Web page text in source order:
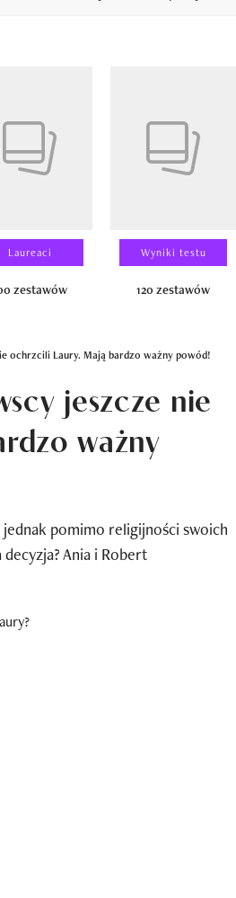
Laureaci
zestawów
Wyniki testu
120 zestawów
ochrzcili Laury. Mają bardzo ważny powód!
jeszcze nie
ważny
jednak pomimo religijności swoich
Ania i Robert